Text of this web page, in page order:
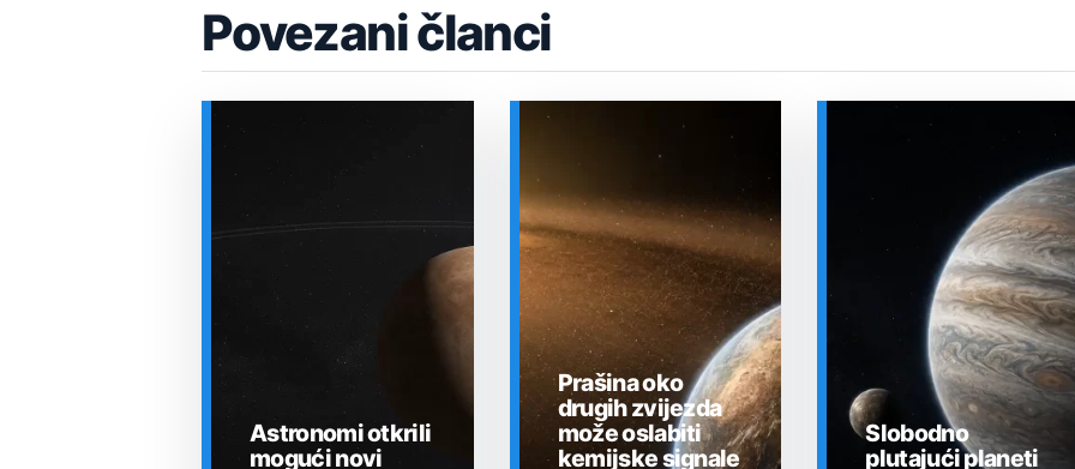
Povezani članci
Astronomi otkrili
mogući novi
Prašina oko
drugih zvijezda
može oslabiti
kemijske signale
Slobodno
plutajući planeti